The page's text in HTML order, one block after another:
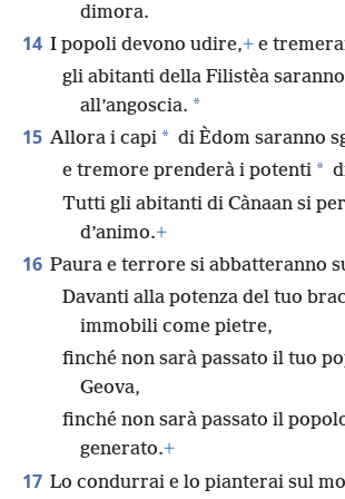
dimora.
14 I popoli devono udire,+ e
gli abitanti della Filistèa
all’angoscia. *
15 Allora i capi * di Èdom saranno
e tremore prenderà i potenti *
Tutti gli abitanti di Cànaan si
d’animo.+
16 Paura e terrore si abbatteranno
Davanti alla potenza del tuo
immobili come pietre,
finché non sarà passato il tuo
Geova,
finché non sarà passato il
generato.+
17 Lo condurrai e lo pianterai sul